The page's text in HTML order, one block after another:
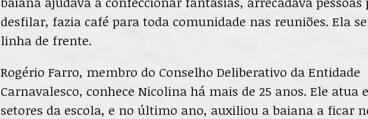
desfilar, fazia café para toda comunidade nas reuniões. Ela
linha de frente.
Rogério Farro, membro do Conselho Deliberativo da Entidade
Carnavalesco, conhece Nicolina há mais de 25 anos. Ele atua
setores da escola, e no último ano, auxiliou a baiana a ficar